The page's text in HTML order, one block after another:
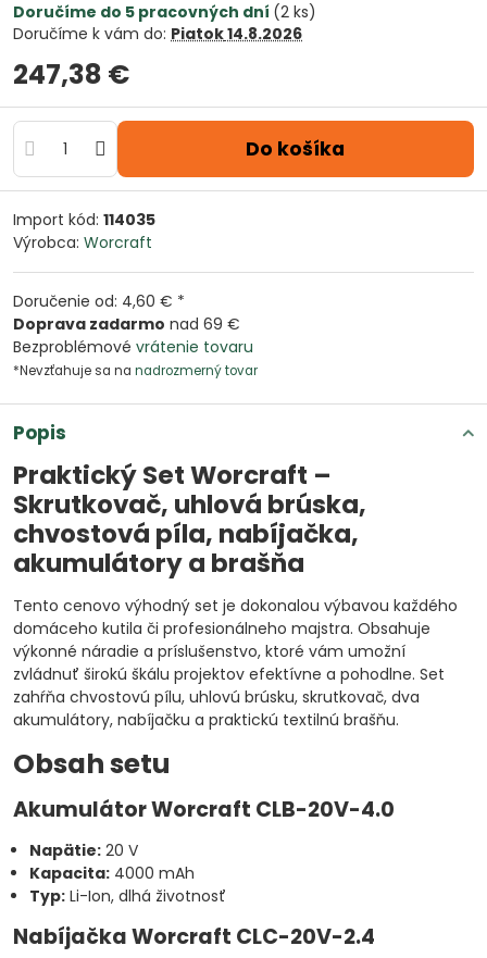
Doručíme do 5 pracovných dní (2 ks)
Doručíme k vám do: Piatok14.8.2026
247,38 €
Do košíka
Import kód: 114035
Výrobca: Worcraft
Doručenie od: 4,60 € *
Doprava zadarmo nad 69 €
Bezproblémové vrátenie tovaru
*Nevzťahuje sa na nadrozmerný tovar
Popis
Praktický Set Worcraft –
Skrutkovač, uhlová brúska,
chvostová píla, nabíjačka,
akumulátory a brašňa
Tento cenovo výhodný set je dokonalou výbavou každého
domáceho kutila či profesionálneho majstra. Obsahuje
výkonné náradie a príslušenstvo, ktoré vám umožní
zvládnuť širokú škálu projektov efektívne a pohodlne. Set
zahŕňa chvostovú pílu, uhlovú brúsku, skrutkovač, dva
akumulátory, nabíjačku a praktickú textilnú brašňu.
Obsah setu
Akumulátor Worcraft CLB-20V-4.0
Napätie: 20 V
Kapacita: 4000 mAh
Typ: Li-Ion, dlhá životnosť
Nabíjačka Worcraft CLC-20V-2.4